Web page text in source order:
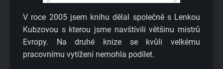
V roce 2005 jsem knihu dělal společně s Lenkou
Kubzovou s kterou jsme navštívili většinu mistrů
Evropy. Na druhé knize se kvůli velkému
pracovnímu vytížení nemohla podílet.